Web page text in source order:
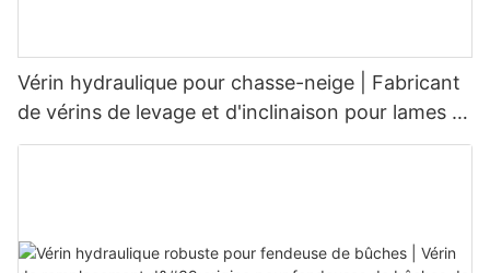
Vérin hydraulique pour chasse-neige | Fabricant
de vérins de levage et d'inclinaison pour lames à
neige (OEM)